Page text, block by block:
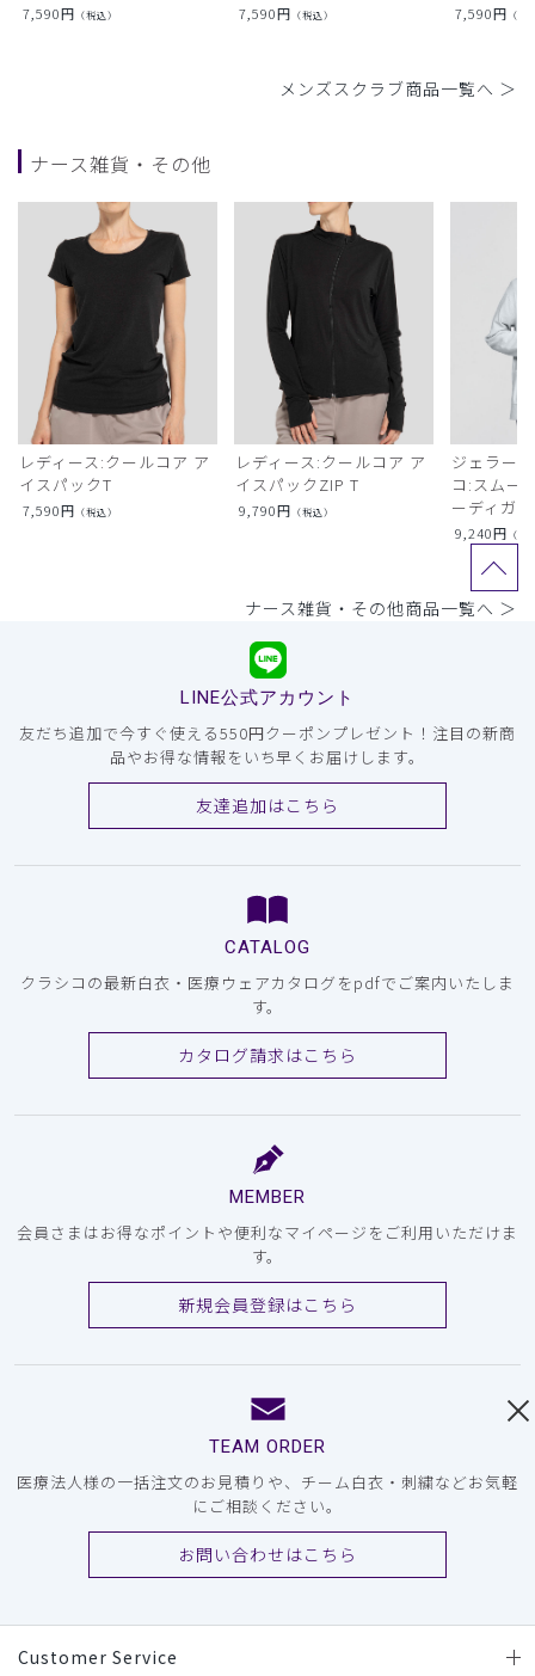
7,590円 （税込） 7,590円 （税込） 7,590円 （税
メンズスクラブ商品一覧へ ＞
ナース雑貨・その他
レディース:クールコア ア
イスパックT
7,590円 （税込）
レディース:クールコア ア
イスパックZIP T
9,790円 （税込）
ジェラー
コ:スムー
ーディガン
9,240円 （税
ナース雑貨・その他商品一覧へ ＞
LINE公式アカウント
友だち追加で今すぐ使える550円クーポンプレゼント！注目の新商
品やお得な情報をいち早くお届けします。
友達追加はこちら
CATALOG
クラシコの最新白衣・医療ウェアカタログをpdfでご案内いたしま
す。
カタログ請求はこちら
MEMBER
会員さまはお得なポイントや便利なマイページをご利用いただけま
す。
新規会員登録はこちら
TEAM ORDER
医療法人様の一括注文のお見積りや、チーム白衣・刺繍などお気軽
にご相談ください。
お問い合わせはこちら
Customer Service